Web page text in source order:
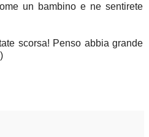
un bambino e ne sentirete
scorsa! Penso abbia grande